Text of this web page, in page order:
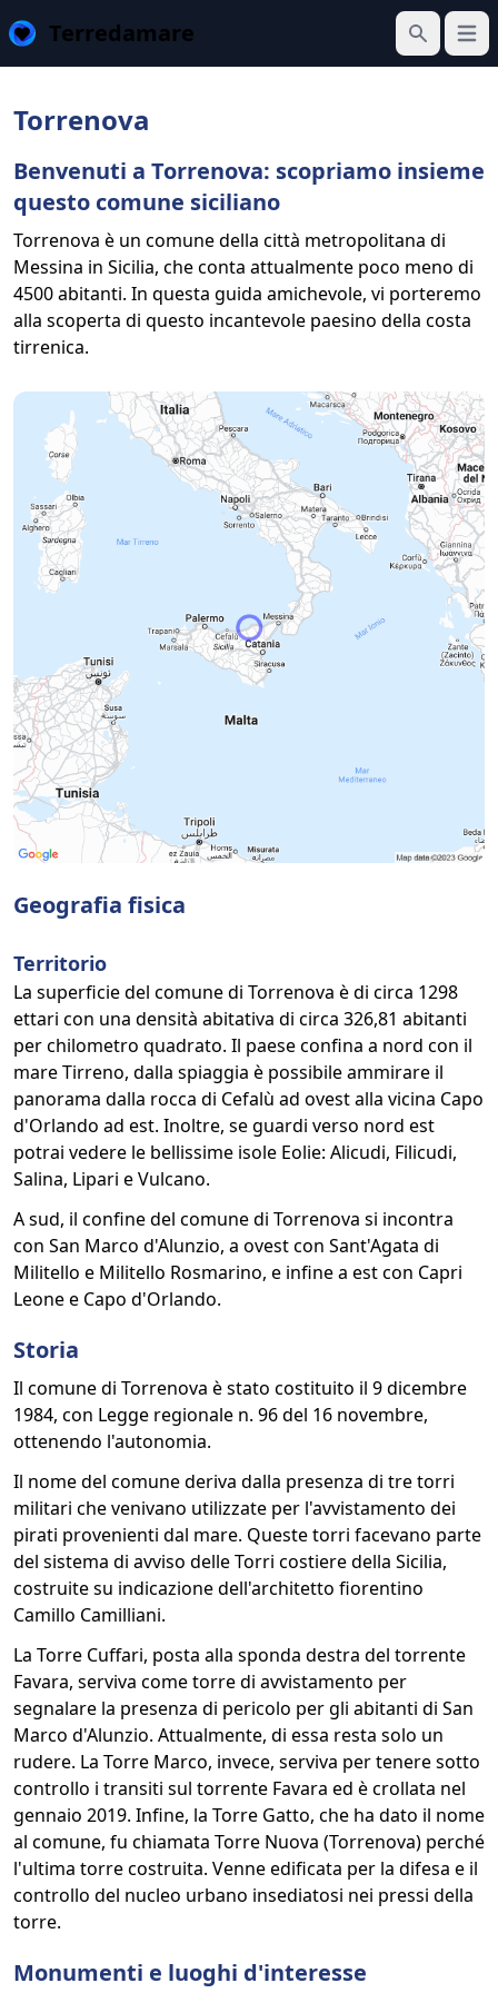
Terredamare
Cerca
Apri
Torrenova
Benvenuti a Torrenova: scopriamo insieme
questo comune siciliano
Torrenova è un comune della città metropolitana di
Messina in Sicilia, che conta attualmente poco meno di
4500 abitanti. In questa guida amichevole, vi porteremo
alla scoperta di questo incantevole paesino della costa
tirrenica.
Geografia fisica
Territorio
La superficie del comune di Torrenova è di circa 1298
ettari con una densità abitativa di circa 326,81 abitanti
per chilometro quadrato. Il paese confina a nord con il
mare Tirreno, dalla spiaggia è possibile ammirare il
panorama dalla rocca di Cefalù ad ovest alla vicina Capo
d'Orlando ad est. Inoltre, se guardi verso nord est
potrai vedere le bellissime isole Eolie: Alicudi, Filicudi,
Salina, Lipari e Vulcano.
A sud, il confine del comune di Torrenova si incontra
con San Marco d'Alunzio, a ovest con Sant'Agata di
Militello e Militello Rosmarino, e infine a est con Capri
Leone e Capo d'Orlando.
Storia
Il comune di Torrenova è stato costituito il 9 dicembre
1984, con Legge regionale n. 96 del 16 novembre,
ottenendo l'autonomia.
Il nome del comune deriva dalla presenza di tre torri
militari che venivano utilizzate per l'avvistamento dei
pirati provenienti dal mare. Queste torri facevano parte
del sistema di avviso delle Torri costiere della Sicilia,
costruite su indicazione dell'architetto fiorentino
Camillo Camilliani.
La Torre Cuffari, posta alla sponda destra del torrente
Favara, serviva come torre di avvistamento per
segnalare la presenza di pericolo per gli abitanti di San
Marco d'Alunzio. Attualmente, di essa resta solo un
rudere. La Torre Marco, invece, serviva per tenere sotto
controllo i transiti sul torrente Favara ed è crollata nel
gennaio 2019. Infine, la Torre Gatto, che ha dato il nome
al comune, fu chiamata Torre Nuova (Torrenova) perché
l'ultima torre costruita. Venne edificata per la difesa e il
controllo del nucleo urbano insediatosi nei pressi della
torre.
Monumenti e luoghi d'interesse